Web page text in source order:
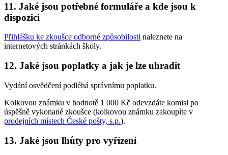
11. Jaké jsou potřebné formuláře a kde jsou k
dispozici
Přihlášku ke zkoušce odborné způsobilosti naleznete na
internetových stránkách školy.
12. Jaké jsou poplatky a jak je lze uhradit
Vydání osvědčení podléhá správnímu poplatku.
Kolkovou známku v hodnotě 1 000 Kč odevzdáte komisi po
úspěšně vykonané zkoušce (kolkovou známku zakoupíte v
prodejních místech České pošty, s.p.).
13. Jaké jsou lhůty pro vyřízení